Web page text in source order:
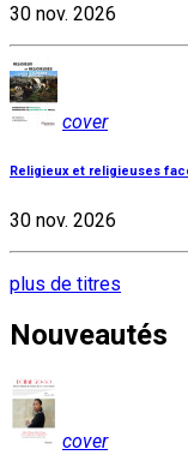
30 nov. 2026
cover
Religieux et religieuses
30 nov. 2026
plus de titres
Nouveautés
cover